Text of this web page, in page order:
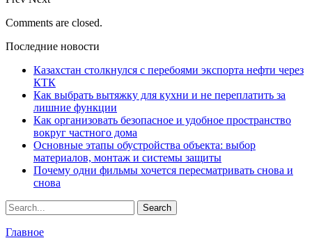
Comments are closed.
Последние новости
Казахстан столкнулся с перебоями экспорта нефти через
КТК
Как выбрать вытяжку для кухни и не переплатить за
лишние функции
Как организовать безопасное и удобное пространство
вокруг частного дома
Основные этапы обустройства объекта: выбор
материалов, монтаж и системы защиты
Почему одни фильмы хочется пересматривать снова и
снова
Главное